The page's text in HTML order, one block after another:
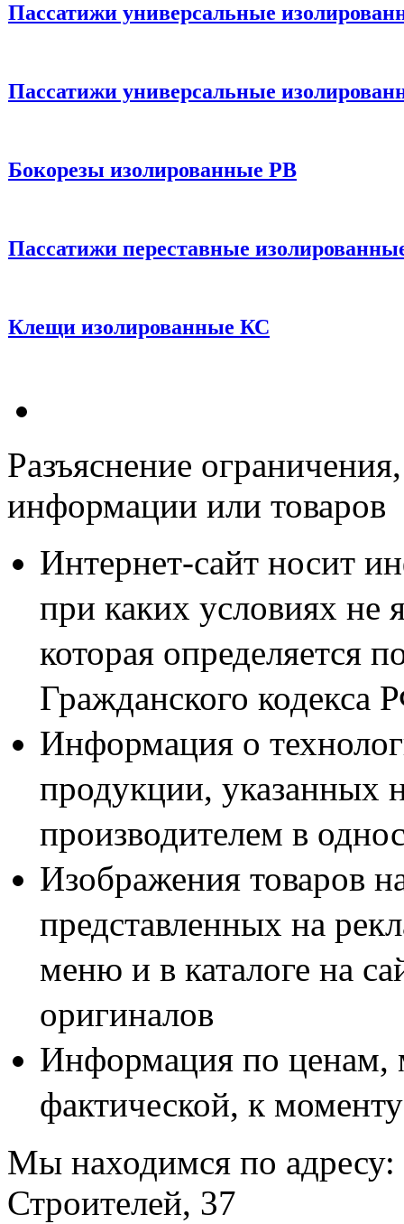
Пассатижи универсальные
Пассатижи универсальные
Бокорезы изолированные PB
Пассатижи переставные
Клещи изолированные КС
Разъяснение
информации или товаров
Интернет-сайт носит
при каких условиях не
которая определяется
Гражданского кодекса
Информация о
продукции, указанных
производителем в
Изображения товаров
представленных на
меню и в каталоге на
оригиналов
Информация по ценам,
фактической, к
Мы находимся по адресу:
Строителей, 37